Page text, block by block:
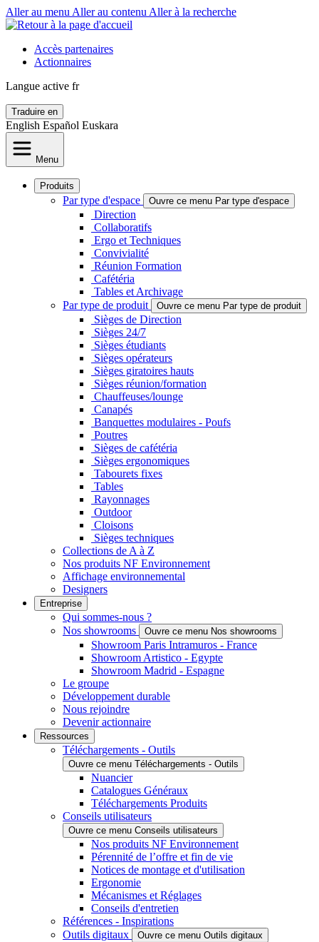
Aller au menu Aller au contenu Aller à la recherche
Accès partenaires
Actionnaires
Langue active fr
Traduire en
English Español Euskara
Menu
Produits
Par type d'espace Ouvre ce menu Par type d'espace
Direction
Collaboratifs
Ergo et Techniques
Convivialité
Réunion Formation
Cafétéria
Tables et Archivage
Par type de produit
Ouvre ce menu Par type de produit
Sièges de Direction
Sièges 24/7
Sièges étudiants
Sièges opérateurs
Sièges giratoires hauts
Sièges réunion/formation
Chauffeuses/lounge
Canapés
Banquettes modulaires - Poufs
Poutres
Sièges de cafétéria
Sièges ergonomiques
Tabourets fixes
Tables
Rayonnages
Outdoor
Cloisons
Sièges techniques
Collections de A à Z
Nos produits NF Environnement
Affichage environnemental
Designers
Entreprise
Qui sommes-nous ?
Nos showrooms
Ouvre ce menu Nos showrooms
Showroom Paris Intramuros - France
Showroom Artistico - Egypte
Showroom Madrid - Espagne
Le groupe
Développement durable
Nous rejoindre
Devenir actionnaire
Ressources
Téléchargements - Outils
Ouvre ce menu Téléchargements - Outils
Nuancier
Catalogues Généraux
Téléchargements Produits
Conseils utilisateurs
Ouvre ce menu Conseils utilisateurs
Nos produits NF Environnement
Pérennité de l’offre et fin de vie
Notices de montage et d'utilisation
Ergonomie
Mécanismes et Réglages
Conseils d'entretien
Références - Inspirations
Outils digitaux
Ouvre ce menu Outils digitaux